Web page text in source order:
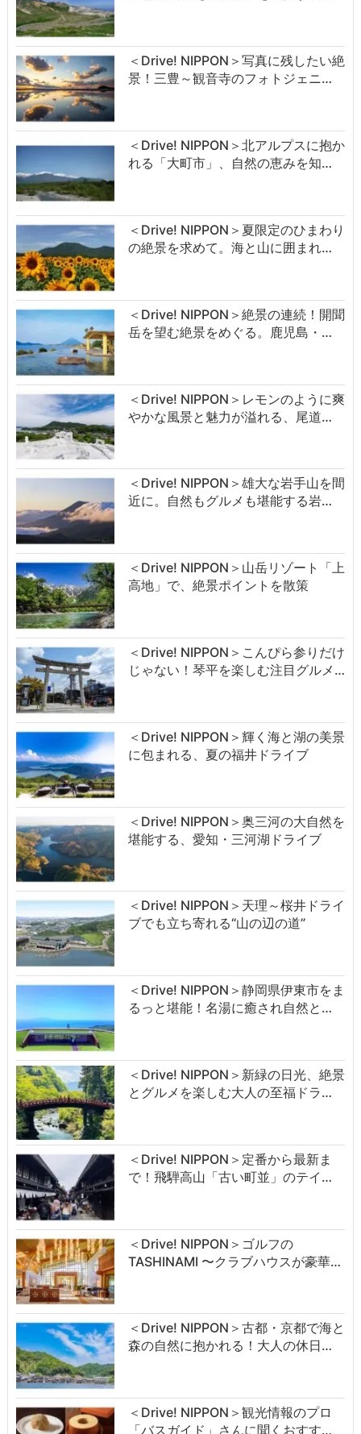
＜Drive! NIPPON＞写真に残したい絶
景！三豊～観音寺のフォトジェニ…
＜Drive! NIPPON＞北アルプスに抱か
れる「大町市」、自然の恵みを知…
＜Drive! NIPPON＞夏限定のひまわり
の絶景を求めて。海と山に囲まれ…
＜Drive! NIPPON＞絶景の連続！開聞
岳を望む絶景をめぐる。鹿児島・…
＜Drive! NIPPON＞レモンのように爽
やかな風景と魅力が溢れる、尾道…
＜Drive! NIPPON＞雄大な岩手山を間
近に。自然もグルメも堪能する岩…
＜Drive! NIPPON＞山岳リゾート「上
高地」で、絶景ポイントを散策
＜Drive! NIPPON＞こんぴら参りだけ
じゃない！琴平を楽しむ注目グルメ…
＜Drive! NIPPON＞輝く海と湖の美景
に包まれる、夏の福井ドライブ
＜Drive! NIPPON＞奥三河の大自然を
堪能する、愛知・三河湖ドライブ
＜Drive! NIPPON＞天理～桜井ドライ
ブでも立ち寄れる“山の辺の道”
＜Drive! NIPPON＞静岡県伊東市をま
るっと堪能！名湯に癒され自然と…
＜Drive! NIPPON＞新緑の日光、絶景
とグルメを楽しむ大人の至福ドラ…
＜Drive! NIPPON＞定番から最新ま
で！飛騨高山「古い町並」のテイ…
＜Drive! NIPPON＞ゴルフの
TASHINAMI 〜クラブハウスが豪華…
＜Drive! NIPPON＞古都・京都で海と
森の自然に抱かれる！大人の休日…
＜Drive! NIPPON＞観光情報のプロ
「バスガイド」さんに聞くおすす…